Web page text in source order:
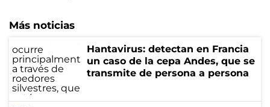
Más noticias
Hantavirus: detectan en Francia
un caso de la cepa Andes, que se
transmite de persona a persona